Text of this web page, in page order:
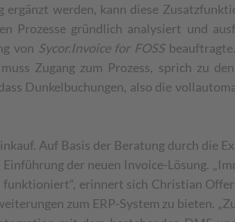
ergänzt werden, kann diese
Prozesse gründlich analysiert und
von Sycor.Invoice for FOSS
Zugang zum Prozess, sprich zu
Dunkelbuchungen, also die
Auf Basis der Beratung durch die
der neuen Invoice-Lösung.
erinnert sich Christian
zum ERP-System zu bieten.